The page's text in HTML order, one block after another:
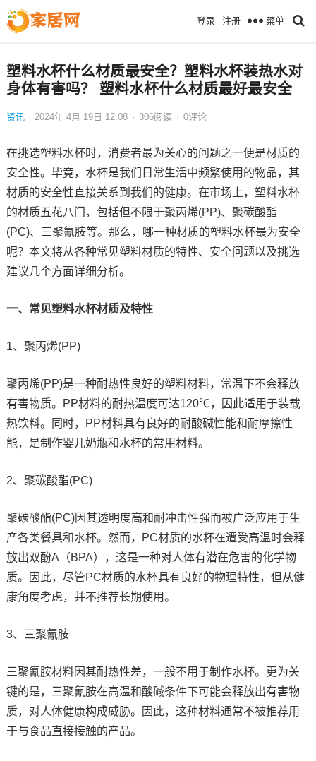
登录 注册 菜单
塑料水杯什么材质最安全？塑料水杯装热水对
身体有害吗？ 塑料水杯什么材质最好最安全
资讯 2024年 4月 19日 12:08 · 306阅读 · 0评论
在挑选塑料水杯时，消费者最为关心的问题之一便是材质的
安全性。毕竟，水杯是我们日常生活中频繁使用的物品，其
材质的安全性直接关系到我们的健康。在市场上，塑料水杯
的材质五花八门，包括但不限于聚丙烯(PP)、聚碳酸酯
(PC)、三聚氰胺等。那么，哪一种材质的塑料水杯最为安全
呢？本文将从各种常见塑料材质的特性、安全问题以及挑选
建议几个方面详细分析。
一、常见塑料水杯材质及特性
1、聚丙烯(PP)
聚丙烯(PP)是一种耐热性良好的塑料材料，常温下不会释放
有害物质。PP材料的耐热温度可达120℃，因此适用于装载
热饮料。同时，PP材料具有良好的耐酸碱性能和耐摩擦性
能，是制作婴儿奶瓶和水杯的常用材料。
2、聚碳酸酯(PC)
聚碳酸酯(PC)因其透明度高和耐冲击性强而被广泛应用于生
产各类餐具和水杯。然而，PC材质的水杯在遭受高温时会释
放出双酚A（BPA），这是一种对人体有潜在危害的化学物
质。因此，尽管PC材质的水杯具有良好的物理特性，但从健
康角度考虑，并不推荐长期使用。
3、三聚氰胺
三聚氰胺材料因其耐热性差，一般不用于制作水杯。更为关
键的是，三聚氰胺在高温和酸碱条件下可能会释放出有害物
质，对人体健康构成威胁。因此，这种材料通常不被推荐用
于与食品直接接触的产品。